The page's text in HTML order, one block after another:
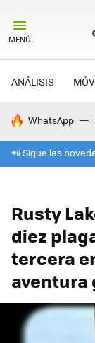
MENÚ
ANÁLISIS
HOY SE HABLA
WhatsApp
📲 Sigue las
Rusty
diez
tercera
aventura